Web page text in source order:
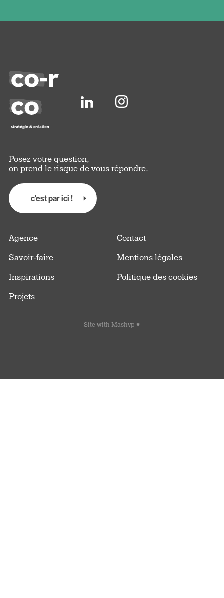
Posez votre question,
on prend le risque de vous répondre.
c'est par ici !
Agence
Savoir-faire
Inspirations
Projets
Contact
Mentions légales
Politique des cookies
Site with Mashvp ♥